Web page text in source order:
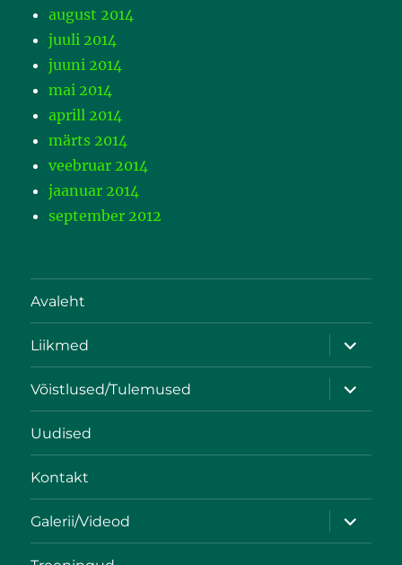
august 2014
juuli 2014
juuni 2014
mai 2014
aprill 2014
märts 2014
veebruar 2014
jaanuar 2014
september 2012
Avaleht
Liikmed
Võistlused/Tulemused
Uudised
Kontakt
Galerii/Videod